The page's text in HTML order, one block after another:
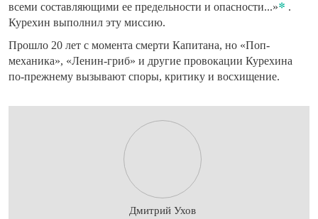
всеми составляющими ее предельности и опасности...»
.
Курехин выполнил эту миссию.
Прошло 20 лет с момента смерти Капитана, но «Поп-
механика», «Ленин-гриб» и другие провокации Курехина
по-прежнему вызывают споры, критику и восхищение.
Дмитрий Ухов